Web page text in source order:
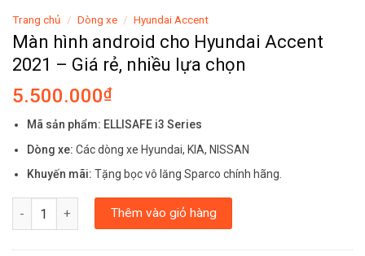
Trang chủ / Dòng xe / Hyundai Accent
Màn hình android cho Hyundai Accent
2021 – Giá rẻ, nhiều lựa chọn
5.500.000₫
Mã sản phẩm: ELLISAFE i3 Series
Dòng xe: Các dòng xe Hyundai, KIA, NISSAN
Khuyến mãi: Tặng bọc vô lăng Sparco chính hãng.
Màn hình android cho Hyundai Accent 2021 - Giá rẻ, nhiều lựa
Thêm vào giỏ hàng